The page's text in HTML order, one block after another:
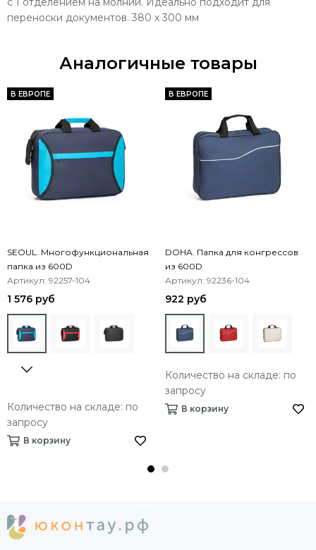
переноски документов. 380 x 300 мм
Аналогичные товары
В ЕВРОПЕ
SEOUL. Многофункциональная
папка из 600D
Артикул: 92257-104
1 576 руб
Количество на складе: по
запросу
В корзину
В ЕВРОПЕ
DOHA. Папка для конгрессов
из 600D
Артикул: 92236-104
922 руб
Количество на складе: по
запросу
В корзину